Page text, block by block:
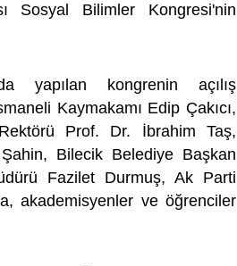
Sosyal Bilimler Kongresi'nin
yapılan kongrenin açılış
Kaymakamı Edip Çakıcı,
Prof. Dr. İbrahim Taş,
Bilecik Belediye Başkan
Fazilet Durmuş, Ak Parti
akademisyenler ve öğrenciler